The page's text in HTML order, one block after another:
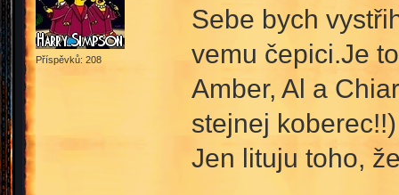
Příspěvků: 208
Sebe bych
vemu čepici.Je
Amber, Al a
stejnej koberec!!)
Jen lituju toho,